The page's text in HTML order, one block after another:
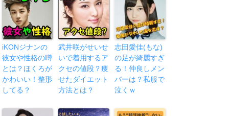
iKONジナンの
彼女や性格の噂
とは？ほくろが
かわいい！整形
してる？
武井咲がせいせ
いで着用するア
クセの値段？痩
せたダイエット
方法とは？
志田愛佳(もな)
の足が綺麗すぎ
る！仲良しメン
バーは？私服で
泣くｗ